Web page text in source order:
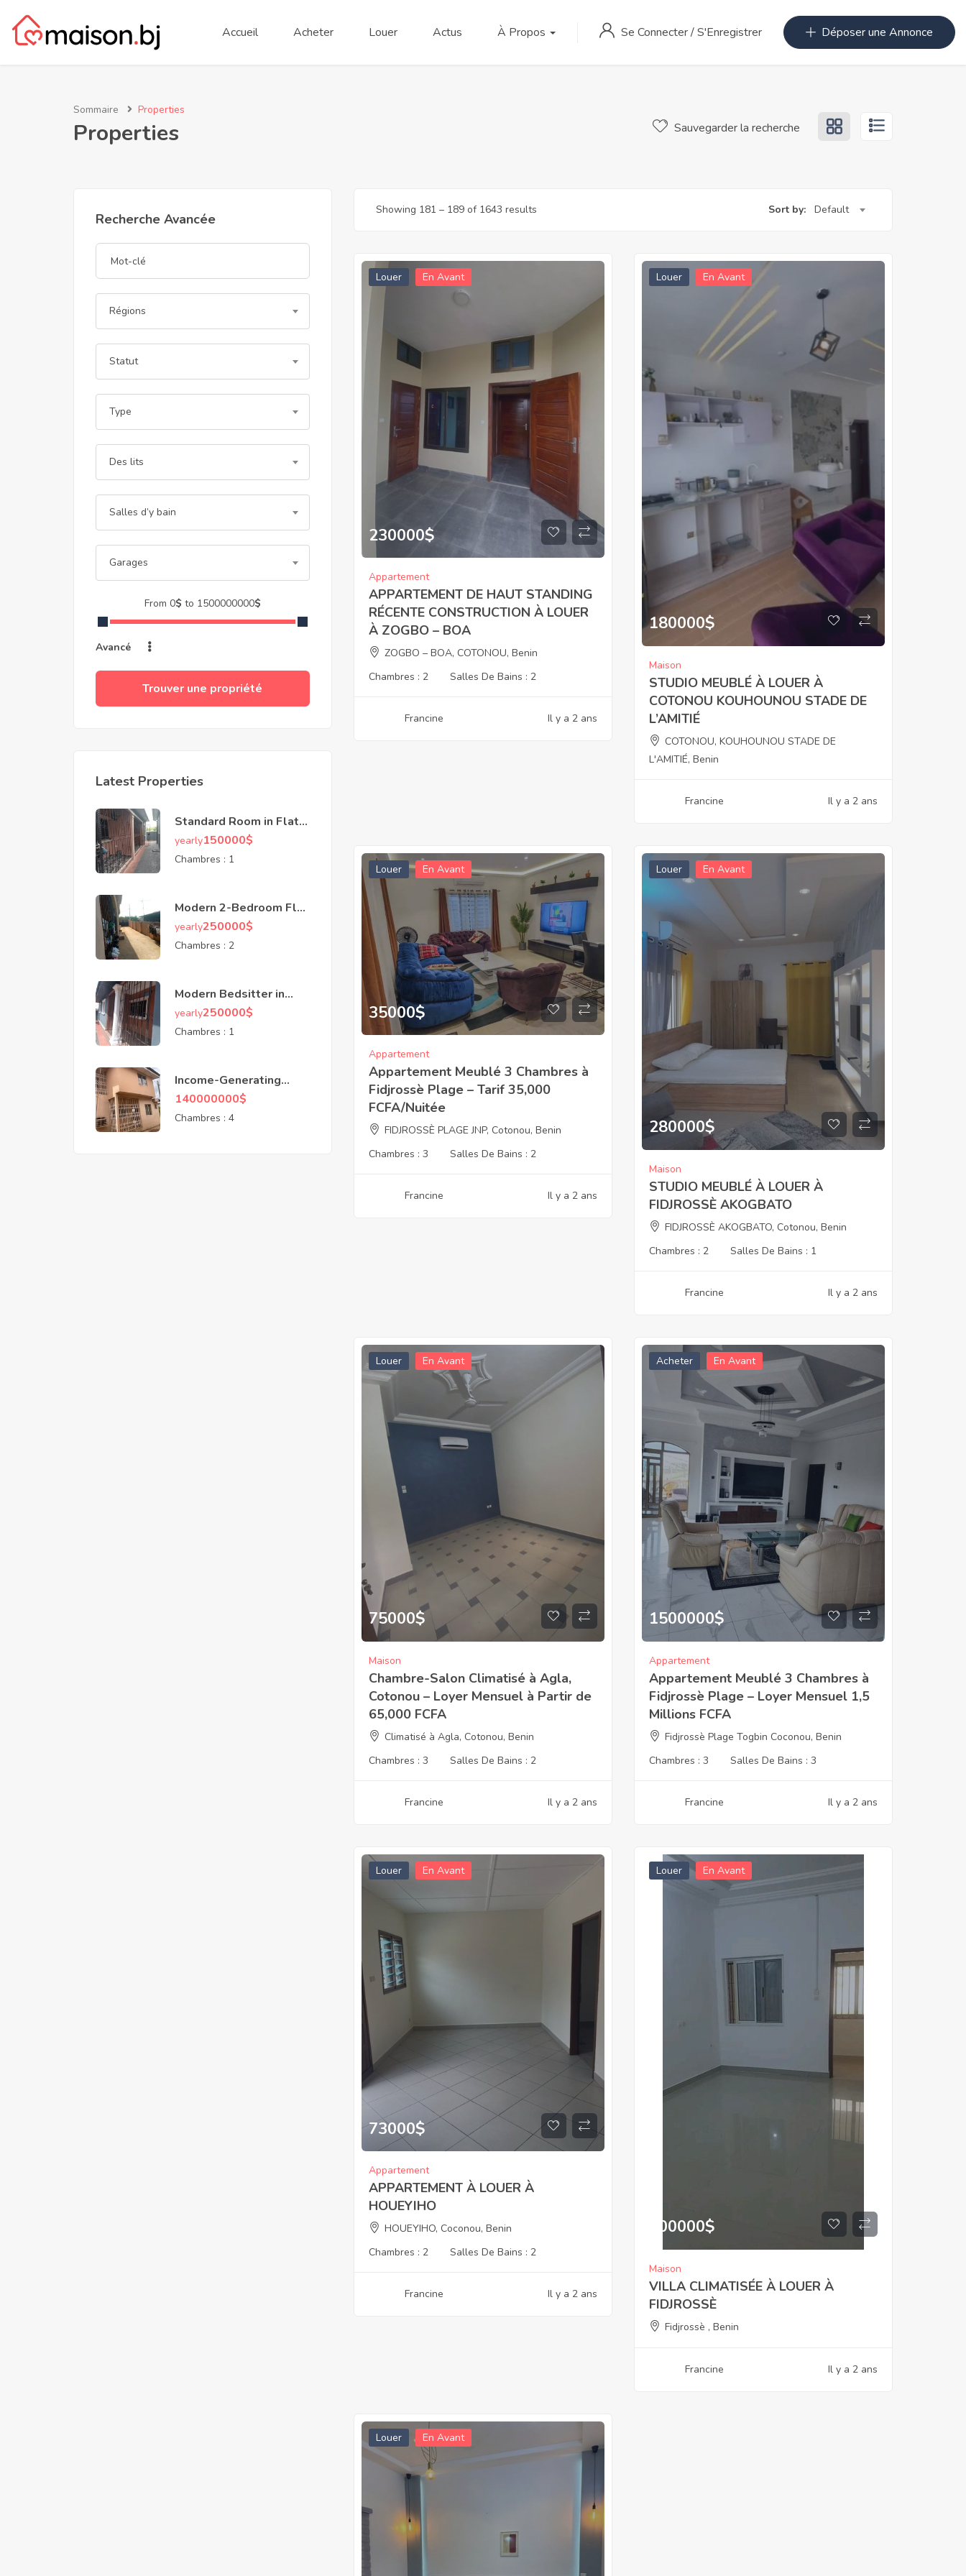
Accueil Acheter Louer Actus À Propos Se Connecter/S'Enregistrer Déposer une Annonce
Sommaire Properties
Properties Sauvegarder la recherche
Recherche Avancée
Régions
Statut
Type
Des lits
Salles d’y bain
Garages
From 0$ to 1500000000$
Avancé
Trouver une propriété
Latest Properties
Standard Room in Flat
Near Tarred Road,
Niseki
yearly150000$
Chambres : 1
Modern 2-Bedroom Flat
with Secure Compound
in Agbor Park
yearly250000$
Chambres : 2
Modern Bedsitter in
Secure Compound at
Asoro
yearly250000$
Chambres : 1
Income-Generating
Property Complex –
Erediawa Ekenwan
140000000$
Chambres : 4
Showing 181 – 189of 1643 results Sort by: Default
Louer En Avant
230000$
Appartement
APPARTEMENT DE HAUT STANDING
RÉCENTE CONSTRUCTION À LOUER
À ZOGBO – BOA
ZOGBO – BOA, COTONOU, Benin
Chambres : 2 Salles De Bains : 2
Francine Il y a 2 ans
Louer En Avant
180000$
Maison
STUDIO MEUBLÉ À LOUER À
COTONOU KOUHOUNOU STADE DE
L’AMITIÉ
COTONOU, KOUHOUNOU STADE DE
L'AMITIÉ, Benin
Francine Il y a 2 ans
Louer En Avant
35000$
Appartement
Appartement Meublé 3 Chambres à
Fidjrossè Plage – Tarif 35,000
FCFA/Nuitée
FIDJROSSÈ PLAGE JNP, Cotonou, Benin
Chambres : 3 Salles De Bains : 2
Francine Il y a 2 ans
Louer En Avant
280000$
Maison
STUDIO MEUBLÉ À LOUER À
FIDJROSSÈ AKOGBATO
FIDJROSSÈ AKOGBATO, Cotonou, Benin
Chambres : 2 Salles De Bains : 1
Francine Il y a 2 ans
Louer En Avant
75000$
Maison
Chambre-Salon Climatisé à Agla,
Cotonou – Loyer Mensuel à Partir de
65,000 FCFA
Climatisé à Agla, Cotonou, Benin
Chambres : 3 Salles De Bains : 2
Francine Il y a 2 ans
Acheter En Avant
1500000$
Appartement
Appartement Meublé 3 Chambres à
Fidjrossè Plage – Loyer Mensuel 1,5
Millions FCFA
Fidjrossè Plage Togbin Coconou, Benin
Chambres : 3 Salles De Bains : 3
Francine Il y a 2 ans
Louer En Avant
73000$
Appartement
APPARTEMENT À LOUER À
HOUEYIHO
HOUEYIHO, Coconou, Benin
Chambres : 2 Salles De Bains : 2
Francine Il y a 2 ans
Louer En Avant
500000$
Maison
VILLA CLIMATISÉE À LOUER À
FIDJROSSÈ
Fidjrossè , Benin
Francine Il y a 2 ans
Louer En Avant